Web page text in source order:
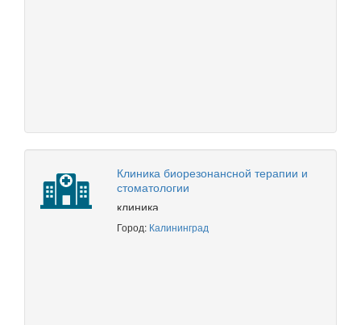
Клиника биорезонансной терапии и
стоматологии
клиника
Город: Калининград